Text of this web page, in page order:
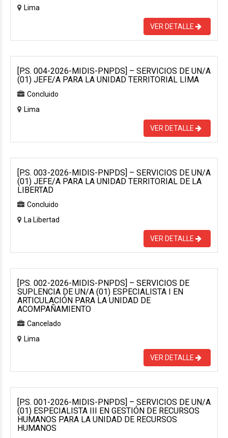
Lima
VER DETALLE
[P.S. 004-2026-MIDIS-PNPDS] – SERVICIOS DE UN/A
(01) JEFE/A PARA LA UNIDAD TERRITORIAL LIMA
Concluido
Lima
VER DETALLE
[P.S. 003-2026-MIDIS-PNPDS] – SERVICIOS DE UN/A
(01) JEFE/A PARA LA UNIDAD TERRITORIAL DE LA
LIBERTAD
Concluido
La Libertad
VER DETALLE
[P.S. 002-2026-MIDIS-PNPDS] – SERVICIOS DE
SUPLENCIA DE UN/A (01) ESPECIALISTA I EN
ARTICULACIÓN PARA LA UNIDAD DE
ACOMPAÑAMIENTO
Cancelado
Lima
VER DETALLE
[P.S. 001-2026-MIDIS-PNPDS] – SERVICIOS DE UN/A
(01) ESPECIALISTA III EN GESTIÓN DE RECURSOS
HUMANOS PARA LA UNIDAD DE RECURSOS
HUMANOS